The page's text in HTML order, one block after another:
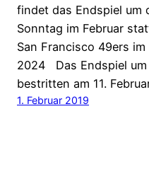
findet das Endspiel um
Sonntag im Februar
San Francisco 49ers im
2024 Das Endspiel um
bestritten am 11.
1. Februar 2019